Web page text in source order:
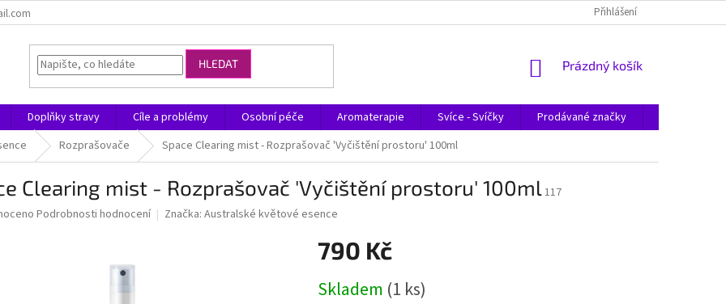
Přihlášení
HLEDAT
NÁKUPNÍ
Prázdný košík
Doplňky stravy Cíle a problémy Osobní péče Aromaterapie Svíce - Svíčky Prodávané značky
Rozprašovače Space Clearing mist - Rozprašovač 'Vyčištění prostoru' 100ml
Clearing mist - Rozprašovač 'Vyčištění prostoru' 100ml117
Podrobnosti hodnocení Značka: Australské květové esence
790 Kč
cena:
Skladem (1 ks)